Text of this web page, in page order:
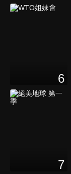
6
7